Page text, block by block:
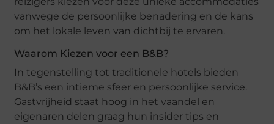
vanwege de persoonlijke benadering en de kans
om het lokale leven van dichtbij te ervaren.
Waarom Kiezen voor een B&B?
In tegenstelling tot traditionele hotels bieden
B&B’s een intieme sfeer en persoonlijke service.
Gastvrijheid staat hoog in het vaandel en
eigenaren delen graag hun insider tips en